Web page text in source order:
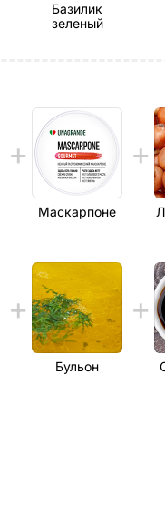
Базилик
зеленый
Маскарпоне
Бульон